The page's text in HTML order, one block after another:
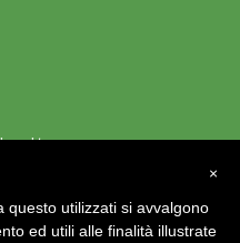
×
questo utilizzati si avvalgono
ed utili alle finalità illustrate